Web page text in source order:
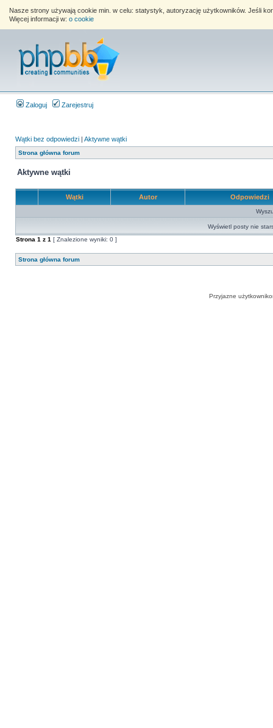
Nasze strony używają cookie min. w celu: statystyk, autoryzację użytkowników. Jeśli
Więcej informacji w: o cookie
Zaloguj Zarejestruj
Wątki bez odpowiedzi | Aktywne wątki
Strona główna forum
Aktywne wątki
Wątki Autor Odpowiedzi
Wyświetl posty nie
Strona 1 z 1 [ Znalezione wyniki: 0 ]
Strona główna forum
Przyjazne